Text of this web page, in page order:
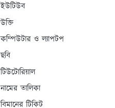
ইউটিউব
উক্তি
কম্পিউটার ও ল্যাপটপ
ছবি
টিউটোরিয়াল
নামের তালিকা
বিমানের টিকিট